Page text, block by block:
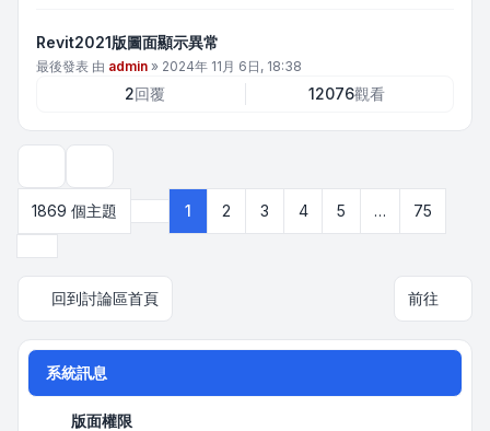
Revit2021版圖面顯示異常
最後發表 由 admin » 2024年 11月 6日, 18:38
2回覆 12076觀看
1869 個主題
第1 頁 (共 75 頁)
1 2 3 4 5 …
75
回到討論區首頁 前往
系統訊息
版面權限